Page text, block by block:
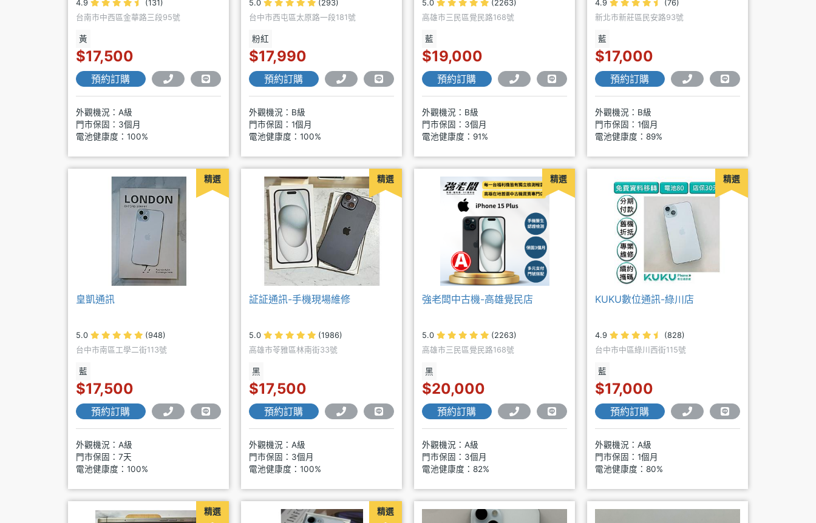
4.9
(131)
台南市中西區金華路三段95號
黃
$17,500
預約訂購
外觀機況：A級
門市保固：3個月
電池健康度：100%
5.0
(293)
台中市西屯區太原路一段181號
粉紅
$17,990
預約訂購
外觀機況：B級
門市保固：1個月
電池健康度：100%
5.0
(2263)
高雄市三民區覺民路168號
藍
$19,000
預約訂購
外觀機況：B級
門市保固：3個月
電池健康度：91%
4.9
(76)
新北市新莊區民安路93號
藍
$17,000
預約訂購
外觀機況：B級
門市保固：1個月
電池健康度：89%
精選
皇凱通訊
5.0
(948)
台中市南區工學二街113號
藍
$17,500
預約訂購
外觀機況：A級
門市保固：7天
電池健康度：100%
精選
証証通訊-手機現場維修
5.0
(1986)
高雄市苓雅區林南街33號
黑
$17,500
預約訂購
外觀機況：A級
門市保固：3個月
電池健康度：100%
精選
強老闆中古機-高雄覺民店
5.0
(2263)
高雄市三民區覺民路168號
黑
$20,000
預約訂購
外觀機況：A級
門市保固：3個月
電池健康度：82%
精選
KUKU數位通訊-綠川店
4.9
(828)
台中市中區綠川西街115號
藍
$17,000
預約訂購
外觀機況：A級
門市保固：1個月
電池健康度：80%
精選 精選